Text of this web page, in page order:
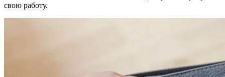
свою работу.